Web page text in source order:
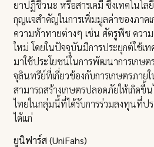
ยาปฏิชีวนะ หรือสารเคมี ซึ่งเทคโนโ
กุญแจสำคัญในการเพิ่มมูลค่าของภาคเ
ความท้าทายต่างๆ เช่น ศัตรูพืช ควา
ใหม่ โดยในปัจจุบันมีการประยุกต์ใช้เ
มาใช้ประโยชน์ในการพัฒนาการเกษ
จุลินทรีย์ที่เกี่ยวข้องกับการเกษตรภาย
สามารถสร้างเกษตรปลอดภัยให้เกิดขึ้
ไทยในกลุ่มนี้ที่ได้รับการร่วมลงทุนที่ป
ได้แก่
ยูนิฟาร์ส (UniFahs)